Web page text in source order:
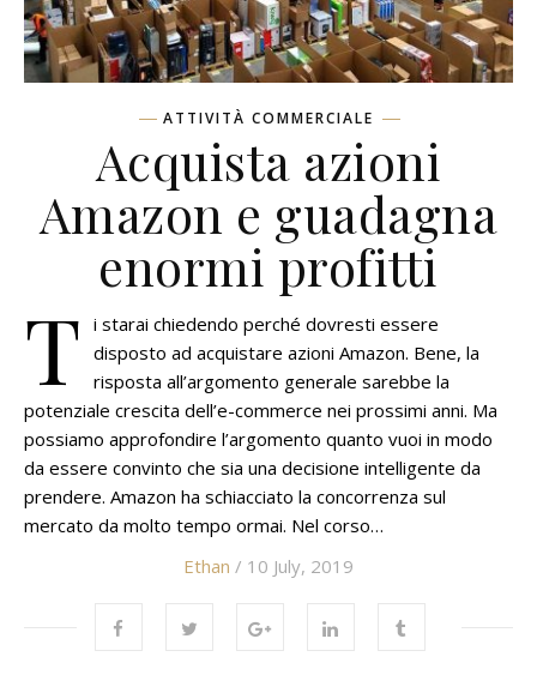
ATTIVITÀ COMMERCIALE
Acquista azioni
Amazon e guadagna
enormi profitti
T i starai chiedendo perché dovresti essere
disposto ad acquistare azioni Amazon. Bene, la
risposta all’argomento generale sarebbe la
potenziale crescita dell’e-commerce nei prossimi anni. Ma
possiamo approfondire l’argomento quanto vuoi in modo
da essere convinto che sia una decisione intelligente da
prendere. Amazon ha schiacciato la concorrenza sul
mercato da molto tempo ormai. Nel corso…
Ethan / 10 July, 2019